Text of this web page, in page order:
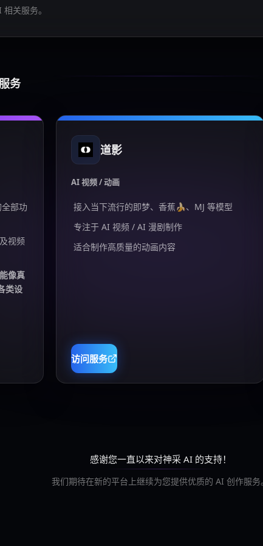
关服务。
务
部功
视频
像真
类设
道影
AI 视频 / 动画
接入当下流行的即梦、香蕉🍌、MJ 等模型
专注于 AI 视频 / AI 漫剧制作
适合制作高质量的动画内容
访问服务
感谢您一直以来对神采 AI 的支持！
我们期待在新的平台上继续为您提供优质的 AI 创作服务。